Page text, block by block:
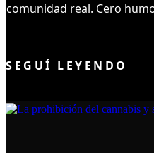
comunidad real. Cero
SEGUÍ LEYENDO